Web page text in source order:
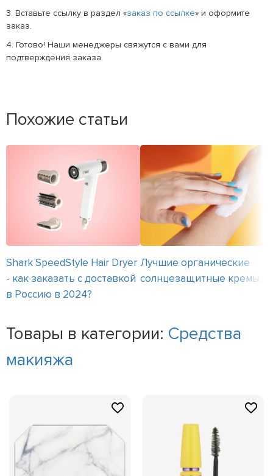
3. Вставьте ссылку в раздел «заказ по ссылке» и оформите
заказ.
4. Готово! Наши менеджеры свяжутся с вами для
подтверждения заказа.
Похожие статьи
Shark SpeedStyle Hair Dryer
- как заказать с доставкой
в Россию в 2024?
Лучшие органические
солнцезащитные кремы
Товары в категории: Средства
макияжа